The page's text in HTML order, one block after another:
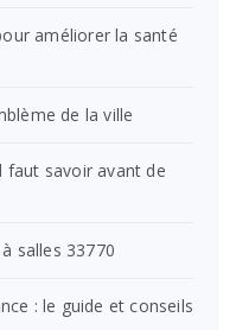
améliorer la santé
de la ville
faut savoir avant de
salles 33770
: le guide et conseils